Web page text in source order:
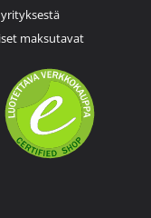
maksutavat